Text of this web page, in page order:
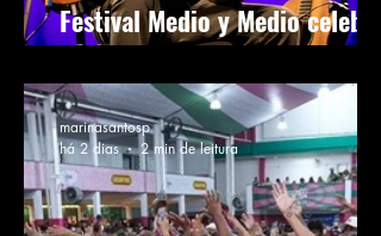
Festival Medio y Medio celebra
3ª edição no Circo Voador
marinasantosp
há 2 dias
2 min de leitura